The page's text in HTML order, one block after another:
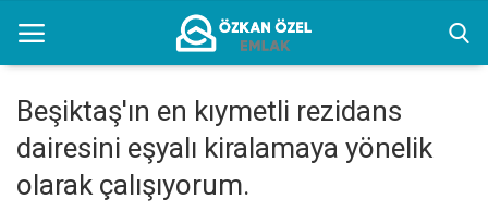
Anasayfa
Bilgilendirme
Beşiktaş'ın en kıymetli rezidans
dairesini eşyalı kiralamaya yönelik
olarak çalışıyorum.